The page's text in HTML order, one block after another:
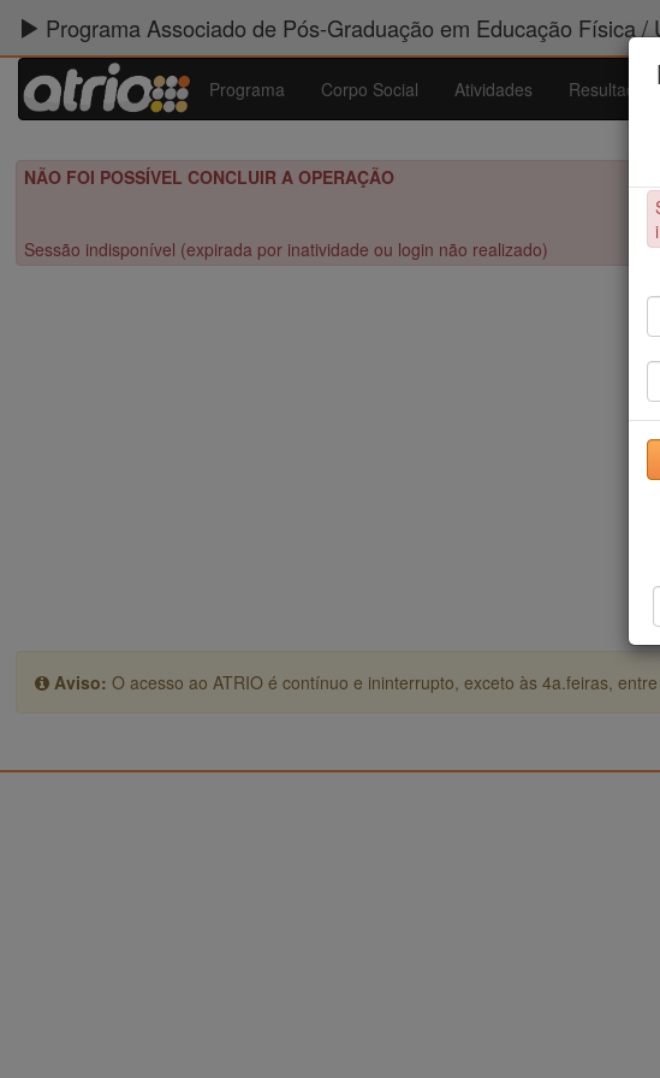
Programa Associado de Pós-Graduação em Educação Física /
Programa Corpo Social Atividades Resultados
NÃO FOI POSSÍVEL CONCLUIR A OPERAÇÃO
Sessão indisponível (expirada por inatividade ou login não realizado)
Aviso: O acesso ao ATRIO é contínuo e ininterrupto, exceto às 4a.feiras,